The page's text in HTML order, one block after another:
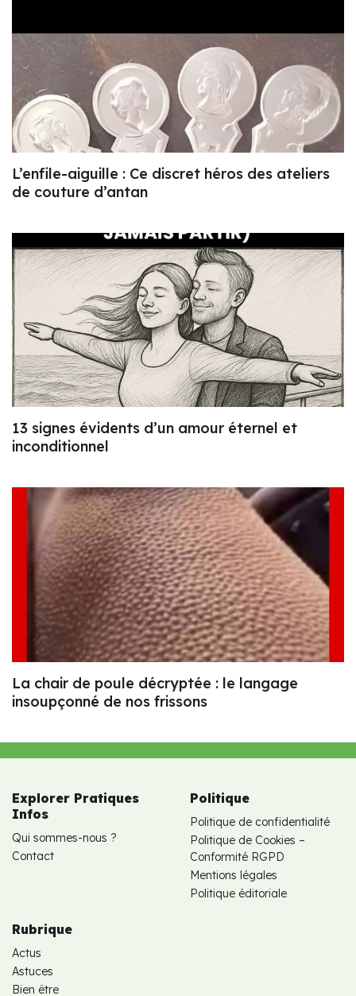
L’enfile-aiguille : Ce discret héros des ateliers
de couture d’antan
13 signes évidents d’un amour éternel et
inconditionnel
La chair de poule décryptée : le langage
insoupçonné de nos frissons
Explorer Pratiques
Infos
Qui sommes-nous ?
Contact
Politique
Politique de confidentialité
Politique de Cookies –
Conformité RGPD
Mentions légales
Politique éditoriale
Rubrique
Actus
Astuces
Bien être